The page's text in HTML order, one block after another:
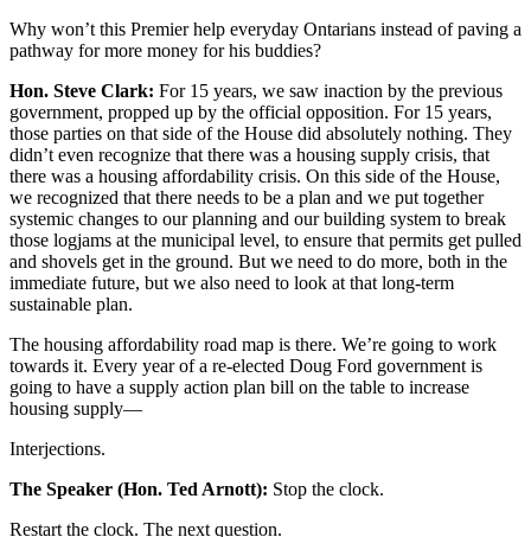
Why won’t this Premier help everyday Ontarians instead of paving a
pathway for more money for his buddies?
Hon. Steve Clark: For 15 years, we saw inaction by the previous
government, propped up by the official opposition. For 15 years,
those parties on that side of the House did absolutely nothing. They
didn’t even recognize that there was a housing supply crisis, that
there was a housing affordability crisis. On this side of the House,
we recognized that there needs to be a plan and we put together
systemic changes to our planning and our building system to break
those logjams at the municipal level, to ensure that permits get pulled
and shovels get in the ground. But we need to do more, both in the
immediate future, but we also need to look at that long-term
sustainable plan.
The housing affordability road map is there. We’re going to work
towards it. Every year of a re-elected Doug Ford government is
going to have a supply action plan bill on the table to increase
housing supply—
Interjections.
The Speaker (Hon. Ted Arnott): Stop the clock.
Restart the clock. The next question.